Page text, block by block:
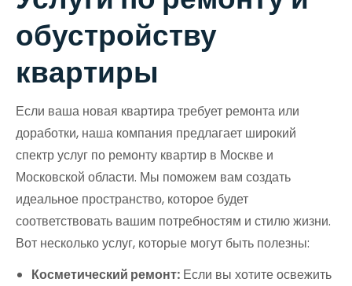
обустройству
квартиры
Если ваша новая квартира требует ремонта или
доработки, наша компания предлагает широкий
спектр услуг по ремонту квартир в Москве и
Московской области. Мы поможем вам создать
идеальное пространство, которое будет
соответствовать вашим потребностям и стилю жизни.
Вот несколько услуг, которые могут быть полезны:
Косметический ремонт: Если вы хотите освежить